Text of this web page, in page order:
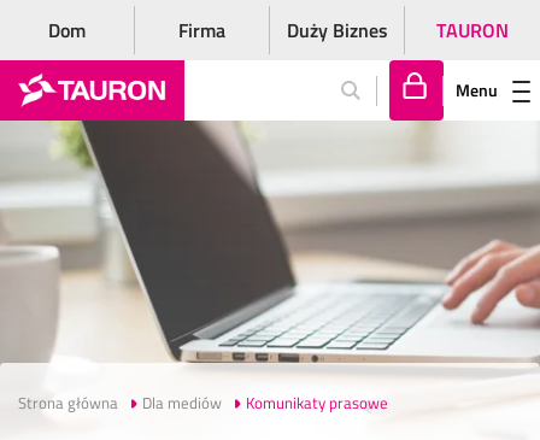
Dom Firma Duży Biznes TAURON
lo
gu
j
si
ę
Menu
Strona główna Dla mediów Komunikaty prasowe